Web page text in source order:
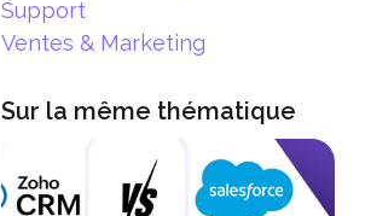
Support
Ventes & Marketing
Sur la même thématique